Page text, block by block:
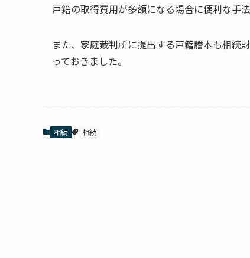
戸籍の取得費用が多額になる場合に便利な手法
また、家庭裁判所に提出する戸籍謄本も相続
っておきました。
相続 相続